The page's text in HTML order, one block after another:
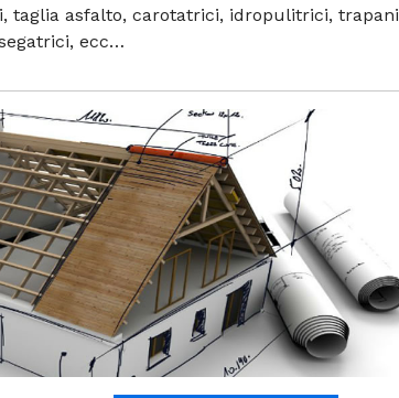
taglia asfalto, carotatrici, idropulitrici, trapani
ecc…